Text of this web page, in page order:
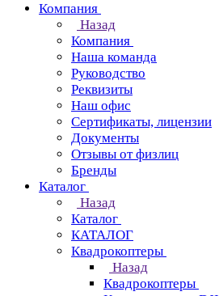
Компания
Назад
Компания
Наша команда
Руководство
Реквизиты
Наш офис
Сертификаты, лицензии
Документы
Отзывы от физлиц
Бренды
Каталог
Назад
Каталог
КАТАЛОГ
Квадрокоптеры
Назад
Квадрокоптеры